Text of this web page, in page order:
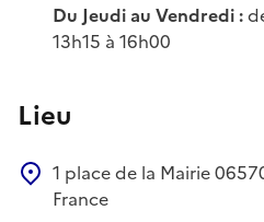
Du Jeudi au Vendredi :
13h15 à 16h00
Lieu
1 place de la Mairie
France